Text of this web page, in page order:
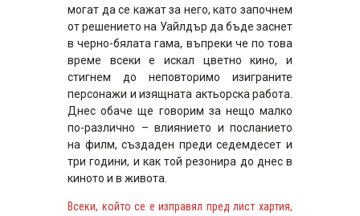
могат да се кажат за него, като започнем
от решението на Уайлдър да бъде заснет
в черно-бялата гама, въпреки че по това
време всеки е искал цветно кино, и
стигнем до неповторимо изиграните
персонажи и изящната актьорска работа.
Днес обаче ще говорим за нещо малко
по-различно – влиянието и посланието
на филм, създаден преди седемдесет и
три години, и как той резонира до днес в
киното и в живота.
Всеки, който се е изправял пред лист хартия,